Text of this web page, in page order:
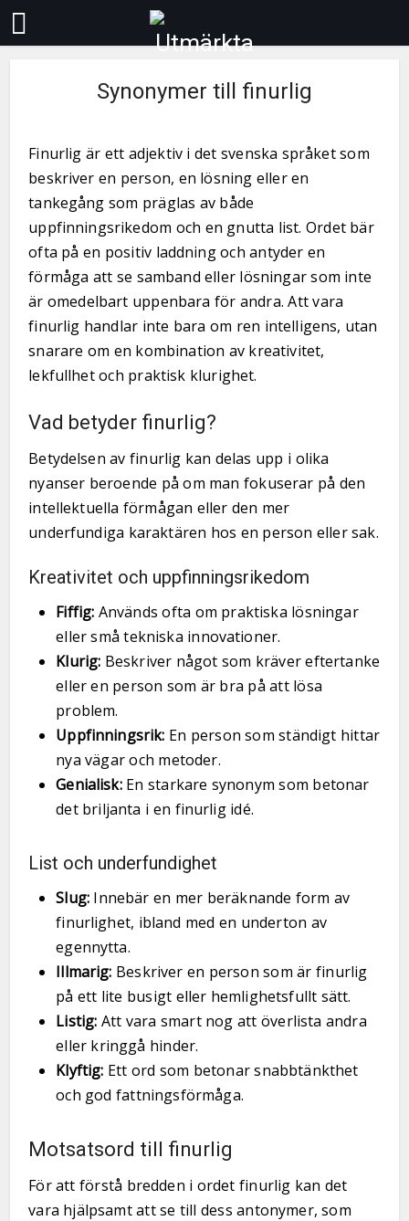
Synonymer till finurlig
Finurlig är ett adjektiv i det svenska språket som
beskriver en person, en lösning eller en
tankegång som präglas av både
uppfinningsrikedom och en gnutta list. Ordet bär
ofta på en positiv laddning och antyder en
förmåga att se samband eller lösningar som inte
är omedelbart uppenbara för andra. Att vara
finurlig handlar inte bara om ren intelligens, utan
snarare om en kombination av kreativitet,
lekfullhet och praktisk klurighet.
Vad betyder finurlig?
Betydelsen av finurlig kan delas upp i olika
nyanser beroende på om man fokuserar på den
intellektuella förmågan eller den mer
underfundiga karaktären hos en person eller sak.
Kreativitet och uppfinningsrikedom
Fiffig: Används ofta om praktiska lösningar
eller små tekniska innovationer.
Klurig: Beskriver något som kräver eftertanke
eller en person som är bra på att lösa
problem.
Uppfinningsrik: En person som ständigt hittar
nya vägar och metoder.
Genialisk:En starkare synonym som betonar
det briljanta i en finurlig idé.
List och underfundighet
Slug: Innebär en mer beräknande form av
finurlighet, ibland med en underton av
egennytta.
Illmarig: Beskriver en person som är finurlig
på ett lite busigt eller hemlighetsfullt sätt.
Listig: Att vara smart nog att överlista andra
eller kringgå hinder.
Klyftig: Ett ord som betonar snabbtänkthet
och god fattningsförmåga.
Motsatsord till finurlig
För att förstå bredden i ordet finurlig kan det
vara hjälpsamt att se till dess antonymer, som